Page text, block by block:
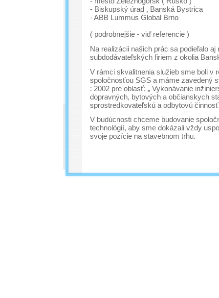
- Biskupský úrad , Banská Bystrica
- ABB Lummus Global Brno
( podrobnejšie - viď referencie )
Na realizácii našich prác sa podieľalo aj
subdodávateľských firiem z okolia
V rámci skvalitnenia služieb sme boli v
spoločnosťou SGS a máme zavedený
: 2002 pre oblasť: „ Vykonávanie
dopravných, bytových a občianskych
sprostredkovateľskú a odbytovú činnosť
V budúcnosti chceme budovanie
technológií, aby sme dokázali vždy
svoje pozície na stavebnom trhu.